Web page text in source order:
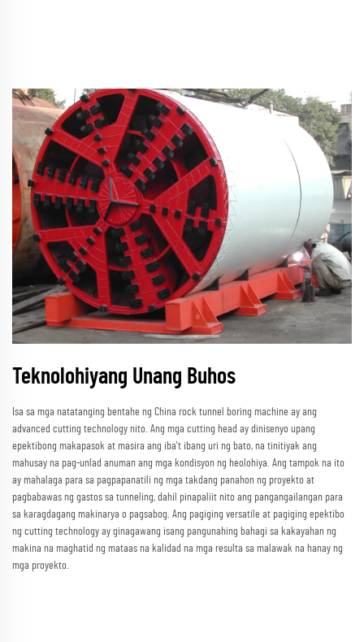
Teknolohiyang Unang Buhos
Isa sa mga natatanging bentahe ng China rock tunnel boring machine ay ang
advanced cutting technology nito. Ang mga cutting head ay dinisenyo upang
epektibong makapasok at masira ang iba't ibang uri ng bato, na tinitiyak ang
mahusay na pag-unlad anuman ang mga kondisyon ng heolohiya. Ang tampok na ito
ay mahalaga para sa pagpapanatili ng mga takdang panahon ng proyekto at
pagbabawas ng gastos sa tunneling, dahil pinapaliit nito ang pangangailangan para
sa karagdagang makinarya o pagsabog. Ang pagiging versatile at pagiging epektibo
ng cutting technology ay ginagawang isang pangunahing bahagi sa kakayahan ng
makina na maghatid ng mataas na kalidad na mga resulta sa malawak na hanay ng
mga proyekto.